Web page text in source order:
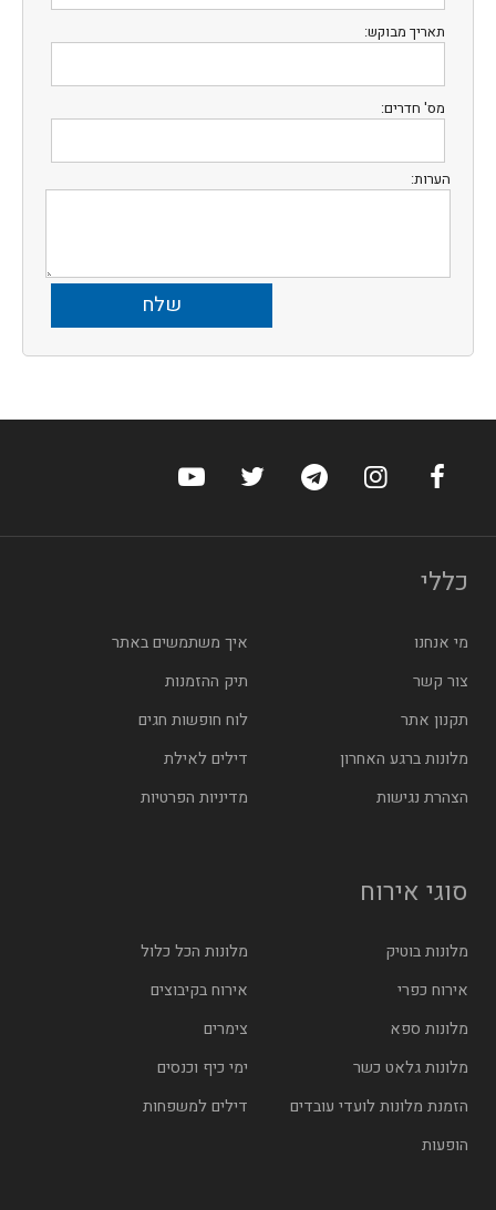
תאריך מבוקש:
מס' חדרים:
הערות:
ערוץ הפייסבוק של הוטלס
ערוץ האינסטגרם של הוטלס
ערוץ הטלגרם של הוטלס
ערוץ טוויטר של הוטלס
ערוץ היוטיוב של
כללי
מי אנחנו
איך משתמשים באתר
צור קשר
תיק ההזמנות
תקנון אתר
לוח חופשות חגים
מלונות ברגע האחרון
דילים לאילת
הצהרת נגישות
מדיניות הפרטיות
סוגי אירוח
מלונות בוטיק
מלונות הכל כלול
אירוח כפרי
אירוח בקיבוצים
מלונות ספא
צימרים
מלונות גלאט כשר
ימי כיף וכנסים
הזמנת מלונות לועדי עובדים
דילים למשפחות
הופעות